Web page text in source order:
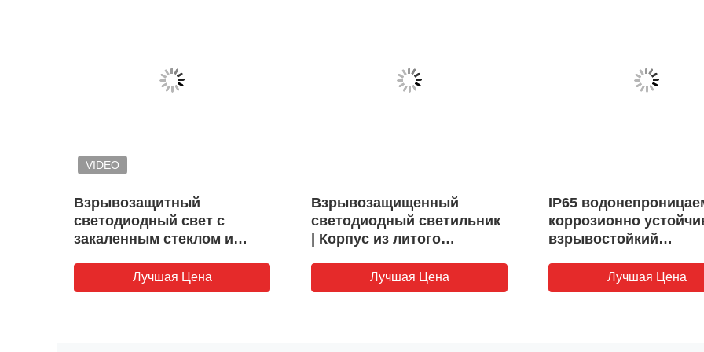
VIDEO
Взрывозащитный
светодиодный свет с
закаленным стеклом и
освещением для опасных
промышленных зон
Лучшая Цена
Взрывозащищенный
светодиодный светильник
| Корпус из литого
Лучшая Цена
IP65
коррозионно
взрывостойкий
сертификацией Ex d
для опасных зон
Лучшая Цена